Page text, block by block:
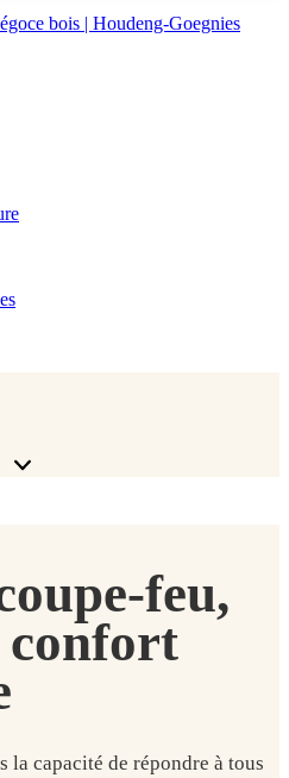
bois | Houdeng-Goegnies
feu,
confort
la capacité de répondre à tous